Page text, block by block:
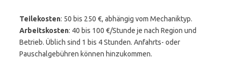
Teilekosten: 50 bis 250 €, abhängig vom Mechaniktyp.
Arbeitskosten: 40 bis 100 €/Stunde je nach Region und
Betrieb. Üblich sind 1 bis 4 Stunden. Anfahrts- oder
Pauschalgebühren können hinzukommen.